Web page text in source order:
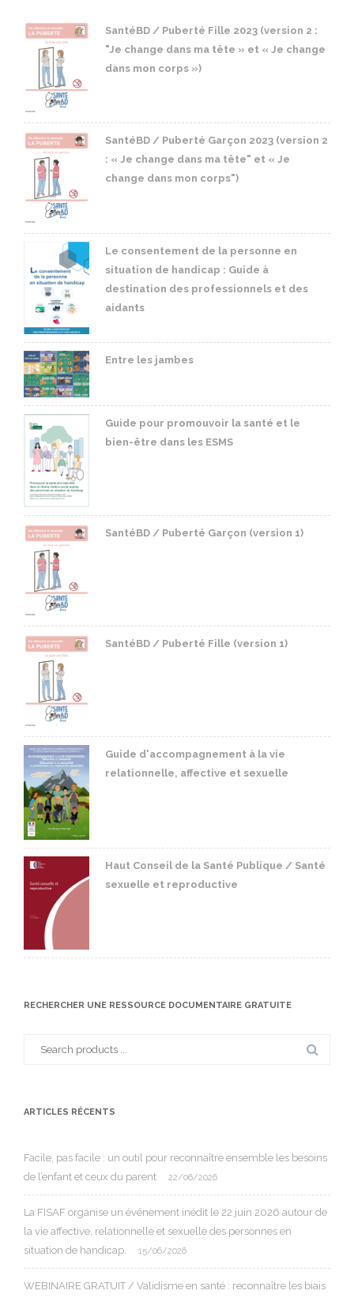
SantéBD / Puberté Fille 2023 (version 2 :
"Je change dans ma tête » et « Je change
dans mon corps »)
SantéBD / Puberté Garçon 2023 (version 2
: « Je change dans ma tête" et « Je
change dans mon corps")
Le consentement de la personne en
situation de handicap : Guide à
destination des professionnels et des
aidants
Entre les jambes
Guide pour promouvoir la santé et le
bien-être dans les ESMS
SantéBD / Puberté Garçon (version 1)
SantéBD / Puberté Fille (version 1)
Guide d'accompagnement à la vie
relationnelle, affective et sexuelle
Haut Conseil de la Santé Publique / Santé
sexuelle et reproductive
RECHERCHER UNE RESSOURCE DOCUMENTAIRE GRATUITE
ARTICLES RÉCENTS
Facile, pas facile : un outil pour reconnaître ensemble les besoins
de l’enfant et ceux du parent
22/06/2026
La FISAF organise un événement inédit le 22 juin 2026 autour de
la vie affective, relationnelle et sexuelle des personnes en
situation de handicap.
15/06/2026
WEBINAIRE GRATUIT / Validisme en santé : reconnaître les biais